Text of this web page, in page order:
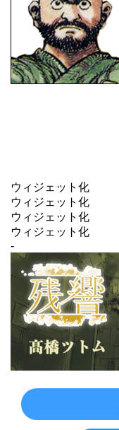
ウィジェット化
ウィジェット化
ウィジェット化
ウィジェット化
-